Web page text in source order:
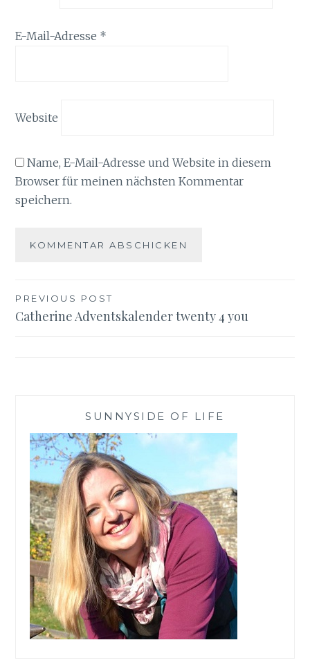
E-Mail-Adresse *
Website
Name, E-Mail-Adresse und Website in diesem
Browser für meinen nächsten Kommentar
speichern.
Beitragsnavigation
PREVIOUS POST
Catherine Adventskalender twenty 4 you
SUNNYSIDE OF LIFE